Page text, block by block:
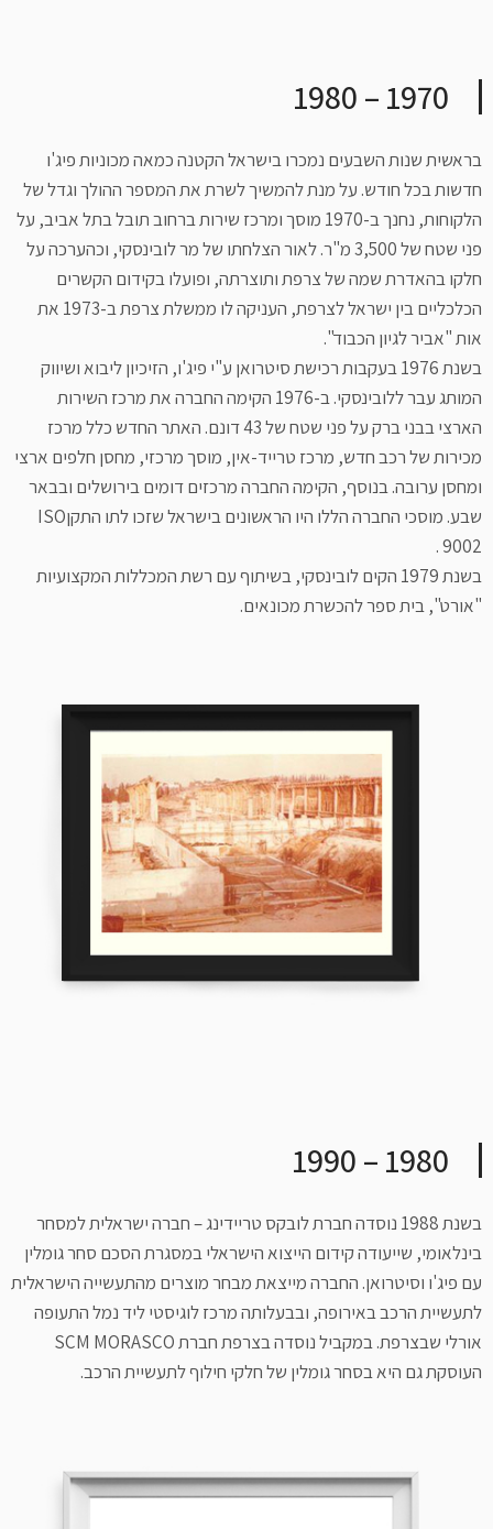
1970 – 1980
בראשית שנות השבעים נמכרו בישראל הקטנה כמאה מכוניות פיג'ו
חדשות בכל חודש. על מנת להמשיך לשרת את המספר ההולך וגדל של
הלקוחות, נחנך ב-1970 מוסך ומרכז שירות ברחוב תובל בתל אביב, על
פני שטח של 3,500 מ"ר. לאור הצלחתו של מר לובינסקי, וכהערכה על
חלקו בהאדרת שמה של צרפת ותוצרתה, ופועלו בקידום הקשרים
הכלכליים בין ישראל לצרפת, העניקה לו ממשלת צרפת ב-1973 את
אות "אביר לגיון הכבוד".
בשנת 1976 בעקבות רכישת סיטרואן ע"י פיג'ו, הזיכיון ליבוא ושיווק
המותג עבר ללובינסקי. ב-1976 הקימה החברה את מרכז השירות
הארצי בבני ברק על פני שטח של 43 דונם. האתר החדש כלל מרכז
מכירות של רכב חדש, מרכז טרייד-אין, מוסך מרכזי, מחסן חלפים ארצי
ומחסן ערובה. בנוסף, הקימה החברה מרכזים דומים בירושלים ובבאר
שבע. מוסכי החברה הללו היו הראשונים בישראל שזכו לתו התקןISO
9002 .
בשנת 1979 הקים לובינסקי, בשיתוף עם רשת המכללות המקצועיות
"אורט", בית ספר להכשרת מכונאים.
1980 – 1990
בשנת 1988 נוסדה חברת לובקס טריידינג – חברה ישראלית למסחר
בינלאומי, שייעודה קידום הייצוא הישראלי במסגרת הסכם סחר גומלין
עם פיג'ו וסיטרואן. החברה מייצאת מבחר מוצרים מהתעשייה הישראלית
לתעשיית הרכב באירופה, ובבעלותה מרכז לוגיסטי ליד נמל התעופה
אורלי שבצרפת. במקביל נוסדה בצרפת חברת SCM MORASCO
העוסקת גם היא בסחר גומלין של חלקי חילוף לתעשיית הרכב.